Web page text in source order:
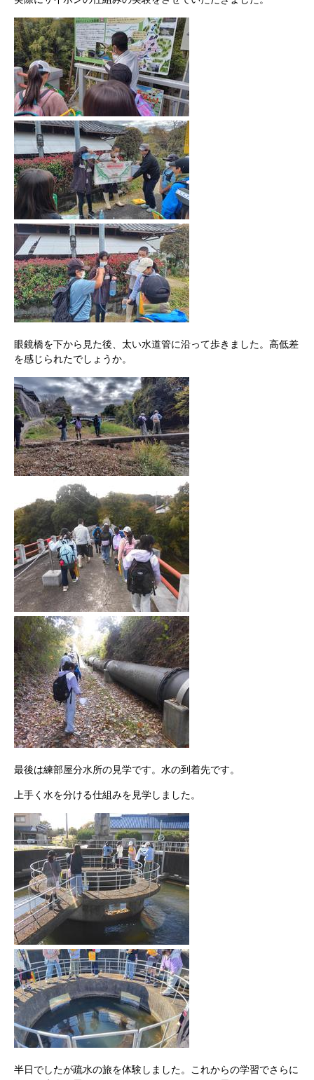
眼鏡橋を下から見た後、太い水道管に沿って歩きました。高低差
を感じられたでしょうか。
最後は練部屋分水所の見学です。水の到着先です。
上手く水を分ける仕組みを見学しました。
半日でしたが疏水の旅を体験しました。これからの学習でさらに